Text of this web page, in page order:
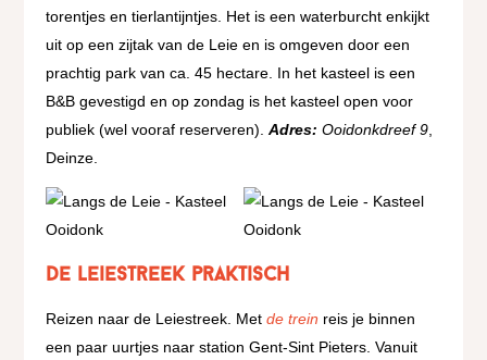
torentjes en tierlantijntjes. Het is een waterburcht enkijkt
uit op een zijtak van de Leie en is omgeven door een
prachtig park van ca. 45 hectare. In het kasteel is een
B&B gevestigd en op zondag is het kasteel open voor
publiek (wel vooraf reserveren).Adres:Ooidonkdreef 9
Deinze.
De Leiestreek praktisch
Reizen naar de Leiestreek. Metde trein reis je binnen
een paar uurtjes naar station Gent-Sint Pieters. Vanuit